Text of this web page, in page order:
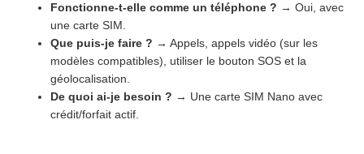
Fonctionne-t-elle comme un téléphone ? → Oui, avec
une carte SIM.
Que puis-je faire ? → Appels, appels vidéo (sur les
modèles compatibles), utiliser le bouton SOS et la
géolocalisation.
De quoi ai-je besoin ? → Une carte SIM Nano avec
crédit/forfait actif.